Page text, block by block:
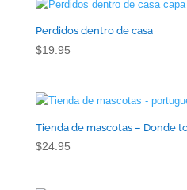
Perdidos dentro de casa
$19.95
Tienda de mascotas – Donde
$24.95